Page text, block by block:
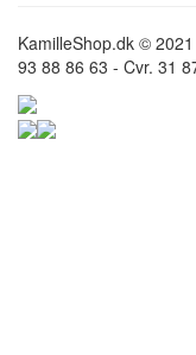
KamilleShop.dk ©
93 88 86 63 - Cvr. 31